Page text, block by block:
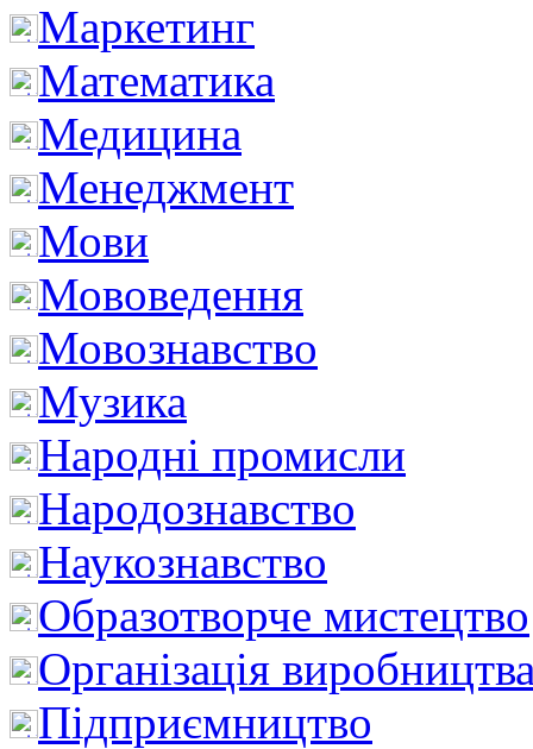
Маркетинг
Математика
Медицина
Менеджмент
Мови
Мововедення
Мовознавство
Музика
Народні промисли
Народознавство
Наукознавство
Образотворче мистецтво
Організація
Підприємництво